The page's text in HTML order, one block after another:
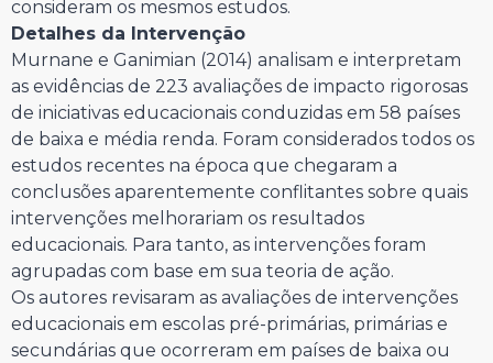
consideram os mesmos estudos.
Detalhes da Intervenção
Murnane e Ganimian (2014) analisam e interpretam
as evidências de 223 avaliações de impacto rigorosas
de iniciativas educacionais conduzidas em 58 países
de baixa e média renda. Foram considerados todos os
estudos recentes na época que chegaram a
conclusões aparentemente conflitantes sobre quais
intervenções melhorariam os resultados
educacionais. Para tanto, as intervenções foram
agrupadas com base em sua teoria de ação.
Os autores revisaram as avaliações de intervenções
educacionais em escolas pré-primárias, primárias e
secundárias que ocorreram em países de baixa ou